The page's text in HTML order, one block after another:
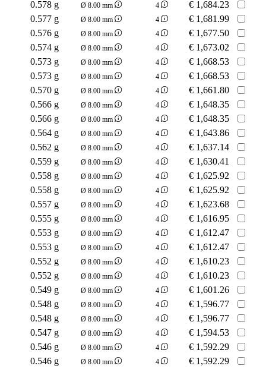
0.578 g
Ø 8.00 mm 4 € 1,684.23
0.577 g
Ø 8.00 mm 4 € 1,681.99
0.576 g
Ø 8.00 mm 4 € 1,677.50
0.574 g
Ø 8.00 mm 4 € 1,673.02
0.573 g
Ø 8.00 mm 4 € 1,668.53
0.573 g
Ø 8.00 mm 4 € 1,668.53
0.570 g
Ø 8.00 mm 4 € 1,661.80
0.566 g
Ø 8.00 mm 4 € 1,648.35
0.566 g
Ø 8.00 mm 4 € 1,648.35
0.564 g
Ø 8.00 mm 4 € 1,643.86
0.562 g
Ø 8.00 mm 4 € 1,637.14
0.559 g
Ø 8.00 mm 4 € 1,630.41
0.558 g
Ø 8.00 mm 4 € 1,625.92
0.558 g
Ø 8.00 mm 4 € 1,625.92
0.557 g
Ø 8.00 mm 4 € 1,623.68
0.555 g
Ø 8.00 mm 4 € 1,616.95
0.553 g
Ø 8.00 mm 4 € 1,612.47
0.553 g
Ø 8.00 mm 4 € 1,612.47
0.552 g
Ø 8.00 mm 4 € 1,610.23
0.552 g
Ø 8.00 mm 4 € 1,610.23
0.549 g
Ø 8.00 mm 4 € 1,601.26
0.548 g
Ø 8.00 mm 4 € 1,596.77
0.548 g
Ø 8.00 mm 4 € 1,596.77
0.547 g
Ø 8.00 mm 4 € 1,594.53
0.546 g
Ø 8.00 mm 4 € 1,592.29
0.546 g
Ø 8.00 mm 4 € 1,592.29